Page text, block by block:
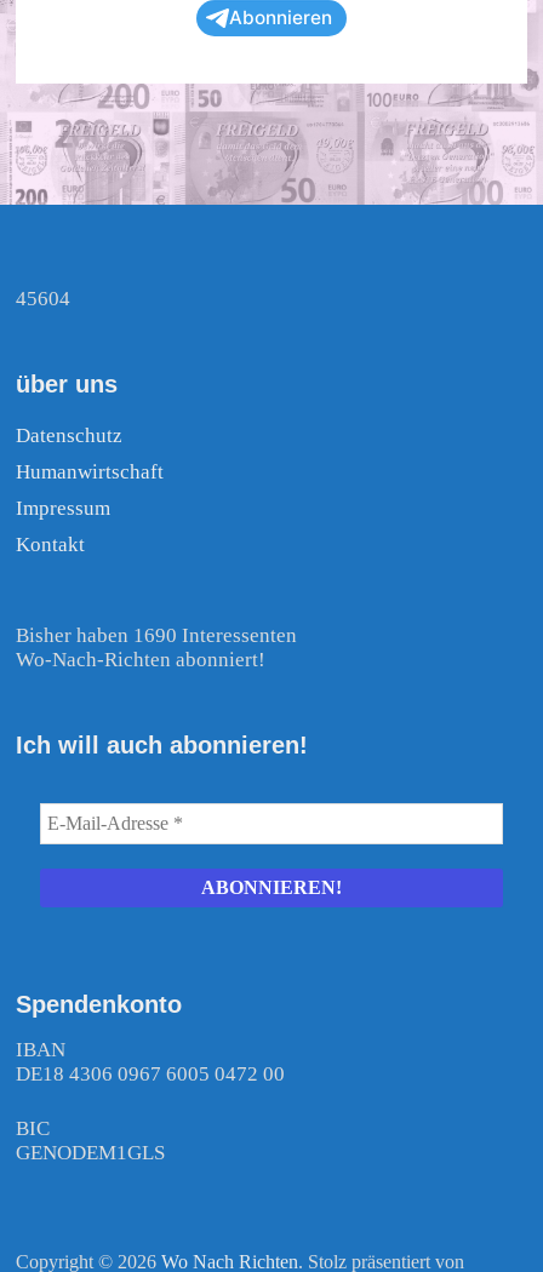
Abonnieren
45604
über uns
Datenschutz
Humanwirtschaft
Impressum
Kontakt
Bisher haben 1690 Interessenten
Wo-Nach-Richten abonniert!
Ich will auch abonnieren!
Spendenkonto
IBAN
DE18 4306 0967 6005 0472 00
BIC
GENODEM1GLS
Copyright © 2026Wo Nach Richten. Stolz präsentiert von